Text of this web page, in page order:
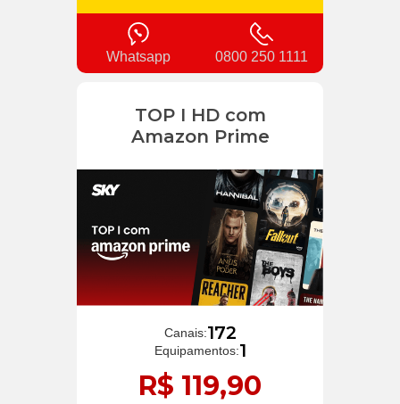
Whatsapp 0800 250 1111
TOP I HD com
Amazon Prime
Canais:172
Equipamentos:1
R$ 119,90